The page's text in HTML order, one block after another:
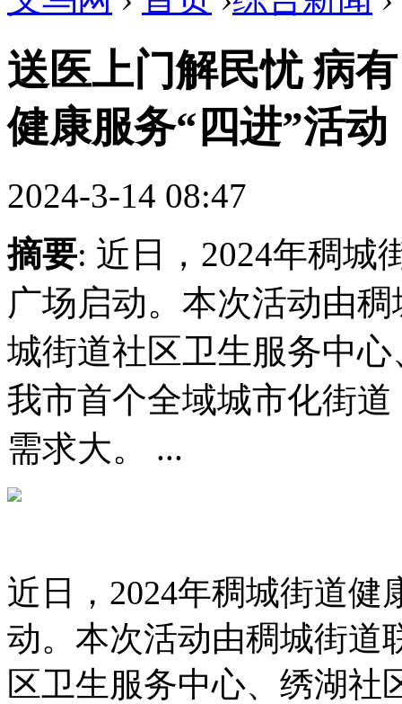
送医上门解民忧 病
健康服务“四进”活动
2024-3-14 08:47
摘要: 近日，2024年稠城
广场启动。本次活动由
城街道社区卫生服务中
我市首个全域城市化街
需求大。 ...
近日，2024年稠城街道健
动。本次活动由稠城街道
区卫生服务中心、绣湖社